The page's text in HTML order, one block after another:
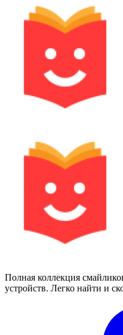
Полная коллекция
устройств. Легко найти и